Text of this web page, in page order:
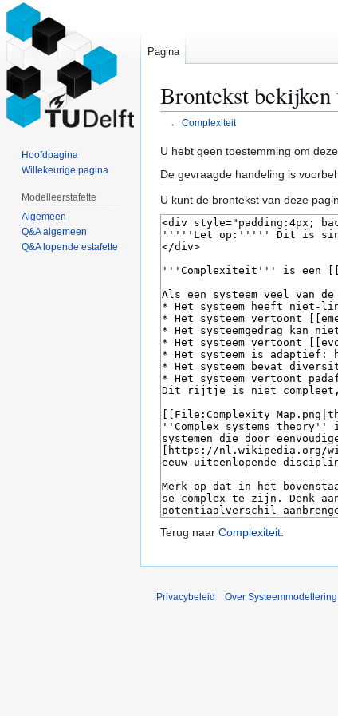
Brontekst
← Complexiteit
Naar
navigatie
springen
Naar
zoeken
springen
U hebt geen toestemming om
De gevraagde handeling is
U kunt de brontekst van deze
Terug naar Complexiteit
Pagina
Hoofdpagina
Willekeurige pagina
Modelleerstafette
Algemeen
Q&A algemeen
Q&A lopende estafette
Privacybeleid Over Systeemmodellering